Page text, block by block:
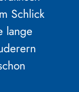
Schlick
lange